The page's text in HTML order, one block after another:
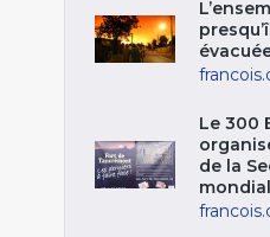
Le 300
de la